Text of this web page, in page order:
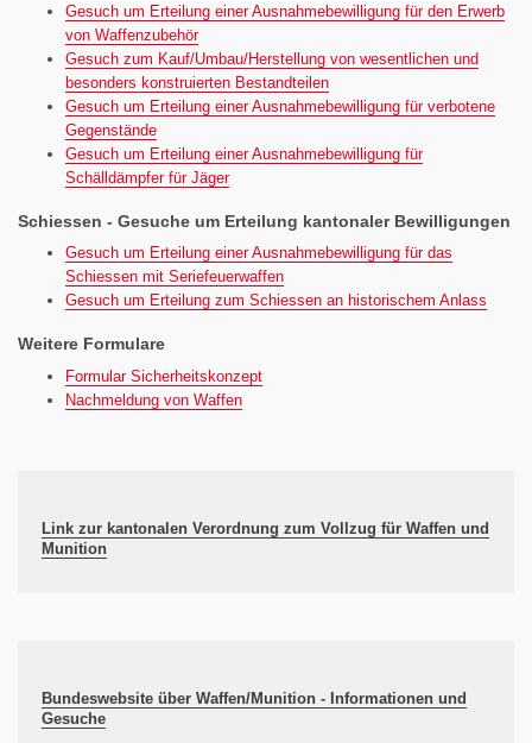
Gesuch um Erteilung einer Ausnahmebewilligung für den Erwerb
von Waffenzubehör
Gesuch zum Kauf/Umbau/Herstellung von wesentlichen und
besonders konstruierten Bestandteilen
Gesuch um Erteilung einer Ausnahmebewilligung für verbotene
Gegenstände
Gesuch um Erteilung einer Ausnahmebewilligung für
Schälldämpfer für Jäger
Schiessen - Gesuche um Erteilung kantonaler Bewilligungen
Gesuch um Erteilung einer Ausnahmebewilligung für das
Schiessen mit Seriefeuerwaffen
Gesuch um Erteilung zum Schiessen an historischem Anlass
Weitere Formulare
Formular Sicherheitskonzept
Nachmeldung von Waffen
Link zur kantonalen Verordnung zum Vollzug für Waffen und
Munition
Bundeswebsite über Waffen/Munition - Informationen und
Gesuche